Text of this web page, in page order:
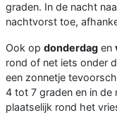
graden. In de nacht
nachtvorst toe,
Ook op donderdag en
rond of net iets onder
een zonnetje
4 tot 7 graden en in
plaatselijk rond het